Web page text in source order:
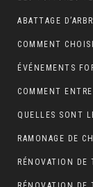
ÉVÉNEMENTS